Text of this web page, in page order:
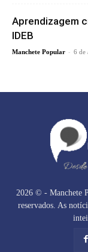
Aprendizagem
IDEB
Manchete Popular - 6 de
2026 © - Manchete
reservados. As